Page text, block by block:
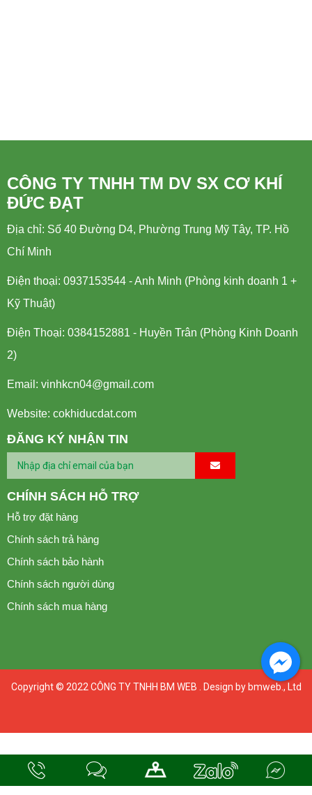
CÔNG TY TNHH TM DV SX CƠ KHÍ
ĐỨC ĐẠT
Địa chỉ: Số 40 Đường D4, Phường Trung Mỹ Tây, TP. Hồ
Chí Minh
Điện thoại: 0937153544 - Anh Minh (Phòng kinh doanh 1 +
Kỹ Thuật)
Điện Thoại: 0384152881 - Huyền Trân (Phòng Kinh Doanh
2)
Email: vinhkcn04@gmail.com
Website: cokhiducdat.com
ĐĂNG KÝ NHẬN TIN
CHÍNH SÁCH HỖ TRỢ
Hỗ trợ đặt hàng
Chính sách trả hàng
Chính sách bảo hành
Chính sách người dùng
Chính sách mua hàng
Copyright © 2022CÔNG TY TNHH BM WEB . Design by bmweb., Ltd